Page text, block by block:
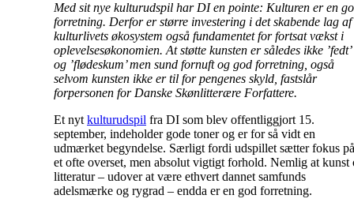
Med sit nye kulturudspil har DI en pointe: Kulturen er en
forretning. Derfor er større investering i det skabende lag af
kulturlivets økosystem også fundamentet for fortsat vækst i
oplevelsesøkonomien. At støtte kunsten er således ikke ’fedt’
og ’flødeskum’ men sund fornuft og god forretning, også
selvom kunsten ikke er til for pengenes skyld, fastslår
forpersonen for Danske Skønlitterære Forfattere.
Et nyt kulturudspil fra DI som blev offentliggjort 15.
september, indeholder gode toner og er for så vidt en
udmærket begyndelse. Særligt fordi udspillet sætter fokus på
et ofte overset, men absolut vigtigt forhold. Nemlig at kunst
litteratur – udover at være ethvert dannet samfunds
adelsmærke og rygrad – endda er en god forretning.